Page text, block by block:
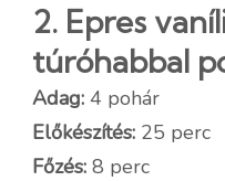
2. Epres
túróhabbal
Adag: 4 pohár
Előkészítés: 25 perc
Főzés: 8 perc